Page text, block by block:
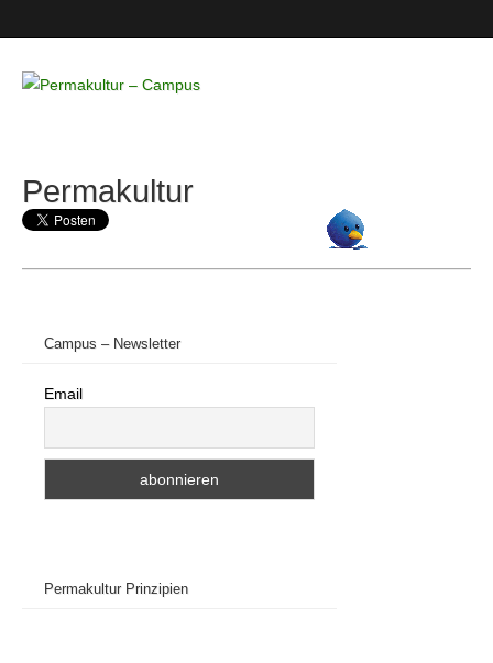
– Campus
Permakultur
Campus – Newsletter
Email
Permakultur Prinzipien